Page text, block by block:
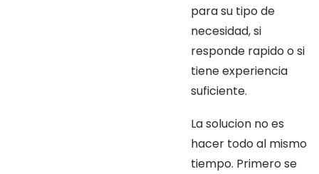
para su tipo de
necesidad, si
responde rapido o si
tiene experiencia
suficiente.
La solucion no es
hacer todo al mismo
tiempo. Primero se